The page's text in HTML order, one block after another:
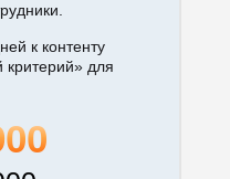
к контенту
критерий» для